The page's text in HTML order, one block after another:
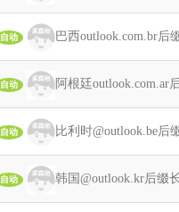
自动 巴西outlook.com.br
自动 阿根廷
自动 比利时@outlook.be
自动 韩国@outlook.kr后缀